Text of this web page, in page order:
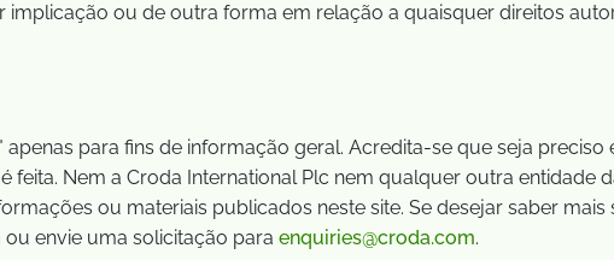
ou de outra forma em relação a quaisquer direitos
para fins de informação geral. Acredita-se que seja
Nem a Croda International Plc nem qualquer outra entidade
ou materiais publicados neste site. Se desejar saber
envie uma solicitação para enquiries@croda.com.